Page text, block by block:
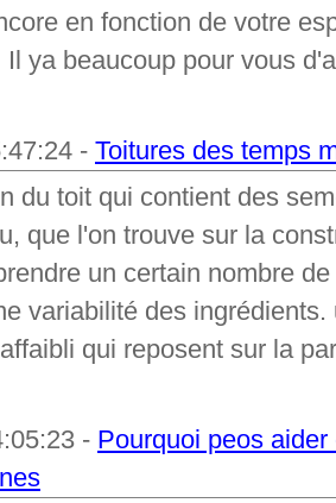
en fonction de votre
Il ya beaucoup pour vous
- Toitures des temps
du toit qui contient des
que l'on trouve sur la
un certain nombre
variabilité des
qui reposent sur la
- Pourquoi peos